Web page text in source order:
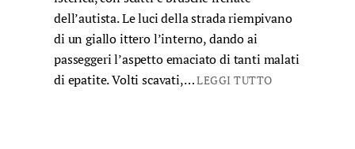
dell’autista. Le luci della strada riempivano
di un giallo ittero l’interno, dando ai
passeggeri l’aspetto emaciato di tanti malati
di epatite. Volti scavati,…LEGGI TUTTO